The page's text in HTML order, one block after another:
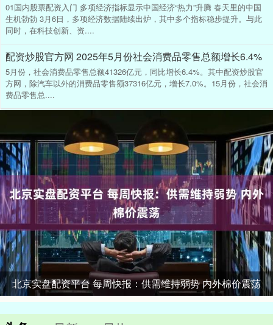
01国内股票配资入门 多项经济指标显示中国经济“热力”升腾 春天里的中国
生机勃勃 3月6日，多项经济数据陆续出炉，其中多个指标稳步提升。与此
同时，在科技创新、资....
配资炒股官方网 2025年5月份社会消费品零售总额增长6.4%
5月份，社会消费品零售总额41326亿元，同比增长6.4%。其中配资炒股官
方网，除汽车以外的消费品零售额37316亿元，增长7.0%。15月份，社会消
费品零售总....
北京实盘配资平台 每周快报：供需维持弱势 内外棉价震荡